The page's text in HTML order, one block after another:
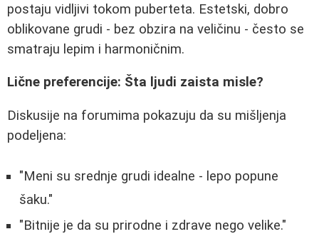
postaju vidljivi tokom puberteta. Estetski, dobro
oblikovane grudi - bez obzira na veličinu - često se
smatraju lepim i harmoničnim.
Lične preferencije: Šta ljudi zaista misle?
Diskusije na forumima pokazuju da su mišljenja
podeljena:
"Meni su srednje grudi idealne - lepo popune
šaku."
"Bitnije je da su prirodne i zdrave nego velike."